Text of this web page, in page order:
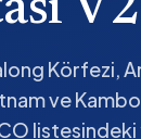
V2
Körfezi,
ve